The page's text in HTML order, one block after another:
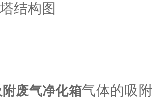
废气净化箱气体的吸